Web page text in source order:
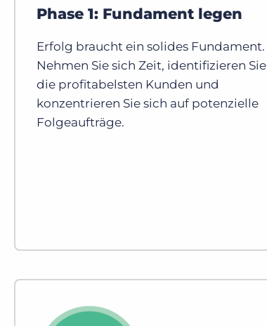
Phase 1: Fundament legen
Erfolg braucht ein solides Fundament.
Nehmen Sie sich Zeit, identifizieren Sie
die profitabelsten Kunden und
konzentrieren Sie sich auf potenzielle
Folgeaufträge.